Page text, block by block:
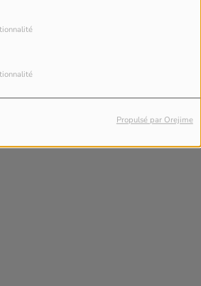
Propulsé par Orejime
le Loing